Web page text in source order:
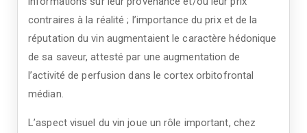
contraires à la réalité ; l’importance du prix et de la
réputation du vin augmentaient le caractère hédonique
de sa saveur, attesté par une augmentation de
l’activité de perfusion dans le cortex orbitofrontal
médian.
L’aspect visuel du vin joue un rôle important, chez